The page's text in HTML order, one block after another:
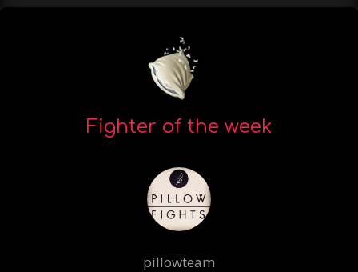
Fighter of the week
pillowteam